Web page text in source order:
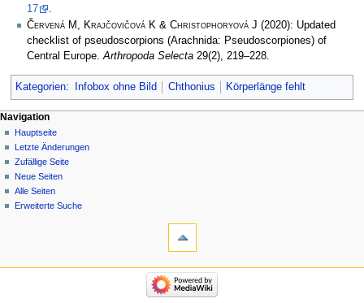
17
.
Červená M, Krajčovičová K & Christophoryová J (2020): Updated
checklist of pseudoscorpions (Arachnida: Pseudoscorpiones) of
Central Europe.Arthropoda Selecta 29(2), 219–228.
Kategorien: Infobox ohne Bild Chthonius Körperlänge fehlt
Navigation
Hauptseite
Letzte Änderungen
Zufällige Seite
Neue Seiten
Alle Seiten
Erweiterte Suche